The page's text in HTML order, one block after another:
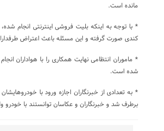
مانده است.
* با توجه به اینکه بلیت فروشی اینترنتی انجام
کندی صورت گرفته و این مسئله باعث اعتراض
* ماموران انتظامی نهایت همکاری را با هواداران
شده است.
* به تعدادی از خبرنگاران اجازه ورود با
برطرف شد و خبرنگاران و عکاسان توانستند با خودرو